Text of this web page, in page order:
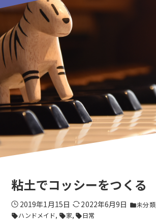
粘土でコッシーをつくる
2019年1月15日 2022年6月9日 folder未分類
sellハンドメイド sell家 sell日常